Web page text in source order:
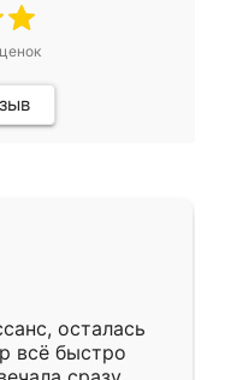
осталась
всё быстро